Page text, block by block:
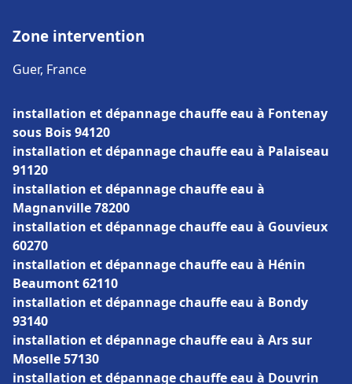
Zone intervention
Guer, France
installation et dépannage chauffe eau à Fontenay
sous Bois 94120
installation et dépannage chauffe eau à Palaiseau
91120
installation et dépannage chauffe eau à
Magnanville 78200
installation et dépannage chauffe eau à Gouvieux
60270
installation et dépannage chauffe eau à Hénin
Beaumont 62110
installation et dépannage chauffe eau à Bondy
93140
installation et dépannage chauffe eau à Ars sur
Moselle 57130
installation et dépannage chauffe eau à Douvrin